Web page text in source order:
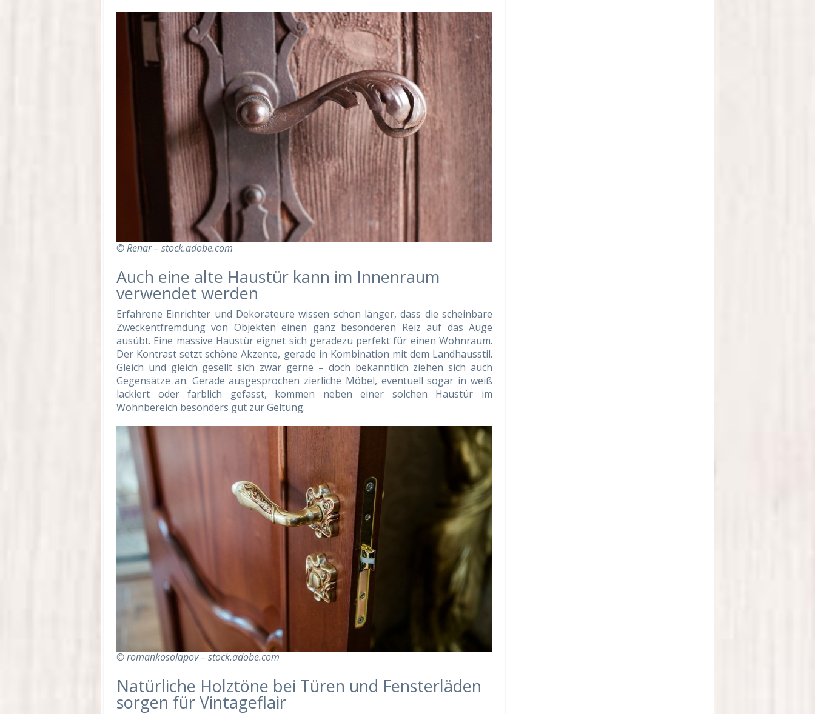
© Renar – stock.adobe.com
Auch eine alte Haustür kann im Innenraum
verwendet werden
Erfahrene Einrichter und Dekorateure wissen schon länger, dass die scheinbare
Zweckentfremdung von Objekten einen ganz besonderen Reiz auf das Auge
ausübt. Eine massive Haustür eignet sich geradezu perfekt für einen Wohnraum.
Der Kontrast setzt schöne Akzente, gerade in Kombination mit dem Landhausstil.
Gleich und gleich gesellt sich zwar gerne – doch bekanntlich ziehen sich auch
Gegensätze an. Gerade ausgesprochen zierliche Möbel, eventuell sogar in weiß
lackiert oder farblich gefasst, kommen neben einer solchen Haustür im
Wohnbereich besonders gut zur Geltung.
© romankosolapov – stock.adobe.com
Natürliche Holztöne bei Türen und Fensterläden
sorgen für Vintageflair